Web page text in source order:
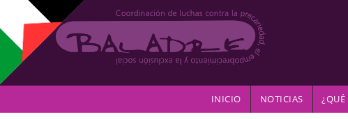
Pasar al contenido principal
INICIO NOTICIAS ¿QUÉ